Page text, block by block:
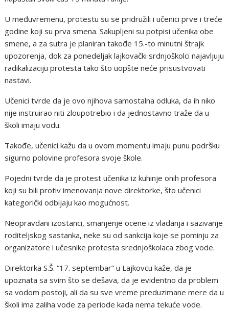
U međuvremenu, protestu su se pridružili i učenici prve i treće
godine koji su prva smena. Sakupljeni su potpisi učenika obe
smene, a za sutra je planiran takođe 15.-to minutni štrajk
upozorenja, dok za ponedeljak lajkovački srdnjoškolci najavljuju
radikalizaciju protesta tako što uopšte neće prisustvovati
nastavi.
Učenici tvrde da je ovo njihova samostalna odluka, da ih niko
nije instruirao niti zloupotrebio i da jednostavno traže da u
školi imaju vodu.
Takođe, učenici kažu da u ovom momentu imaju punu podršku
sigurno polovine profesora svoje škole.
Pojedni tvrde da je protest učenika iz kuhinje onih profesora
koji su bili protiv imenovanja nove direktorke, što učenici
kategorički odbijaju kao mogućnost.
Neopravdani izostanci, smanjenje ocene iz vladanja i sazivanje
roditeljskog sastanka, neke su od sankcija koje se pominju za
organizatore i učesnike protesta srednjoškolaca zbog vode.
Direktorka S.Š. “17. septembar” u Lajkovcu kaže, da je
upoznata sa svim što se dešava, da je evidentno da problem
sa vodom postoji, ali da su sve vreme preduzimane mere da u
školi ima zaliha vode za periode kada nema tekuće vode.